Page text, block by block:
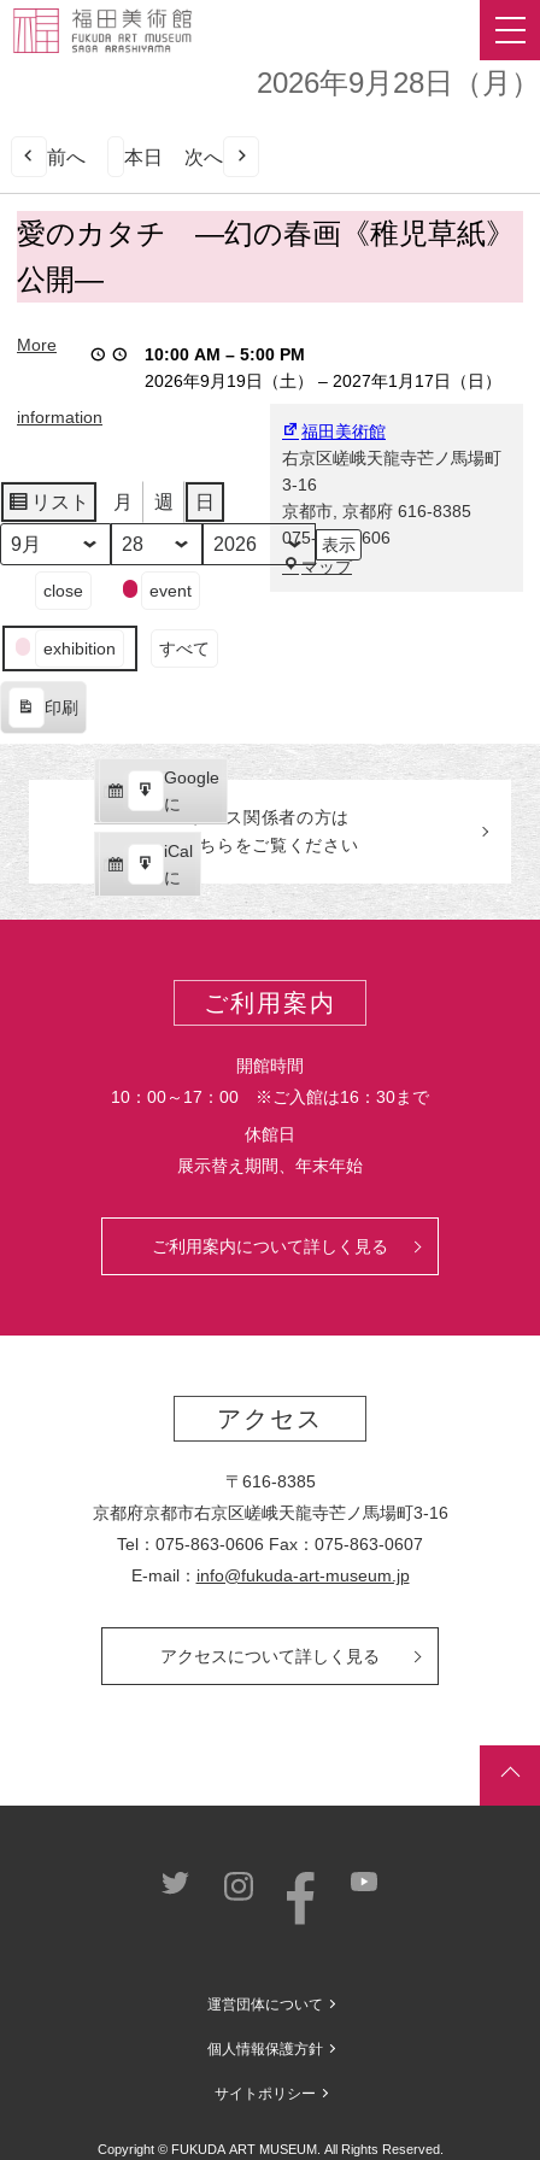
2026年9月28日（月）
前へ 本日 次へ
愛
の
カ
タ
―
の
《稚
児
草
紙》
開
―
愛のカタチ ―幻の春画《稚児草紙》
公開―
10:00 AM – 5:00 PM
2026年9月19日（土）
– 2027年1月17日（日）
福田美術館
右京区嵯峨天龍寺芒ノ馬場町
3-16
京都市 京都府 616-8385
075-863-0606
マップ福
More
information
リスト
表
示
月 週 日
月
日
年
ン
の
テ
リ
ー
close event
exhibition すべて
印刷
示
Google
で
購
読
iCal
で
購
読
Google
に
エ
ク
ス
ポ
iCal
に
エ
ク
プレス関係者の方は
こちらをご覧ください
ご利用案内
開館時間
10：00～17：00 ※ご入館は16：30まで
休館日
展示替え期間、年末年始
ご利用案内について詳しく見る
アクセス
〒616-8385
京都府京都市右京区嵯峨天龍寺芒ノ馬場町3-16
Tel：075-863-0606 Fax：075-863-0607
E-mail： info@fukuda-art-museum.jp
アクセスについて詳しく見る
運営団体について
個人情報保護方針
サイトポリシー
Copyright © FUKUDA ART MUSEUM. All Rights Reserved.